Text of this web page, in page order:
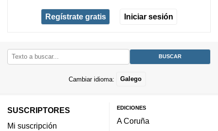
Regístrate gratis Iniciar sesión
Cambiar idioma: Galego
SUSCRIPTORES
Mi suscripción
EDICIONES
A Coruña